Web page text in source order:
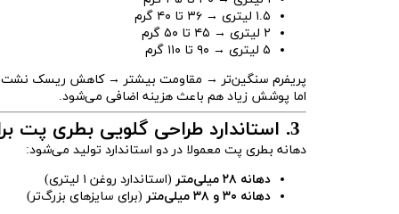
۱.۵ لیتری → ۳۶ تا ۴۰ گرم
۲ لیتری → ۴۵ تا ۵۰ گرم
۵ لیتری → ۹۰ تا ۱۱۰ گرم
پریفرم سنگین‌تر → مقاومت بیشتر → کاهش ریسک نشت
اما پوشش زیاد هم باعث هزینه اضافی می‌شود.
دهانه بطری پت معمولا در دو استاندارد تولید می‌شود:
دهانه ۲۸ میلی‌متر
(استاندارد روغن ۱ لیتری)
دهانه ۳۰ و ۳۸ میلی‌متر
(برای سایزهای بزرگ‌تر)